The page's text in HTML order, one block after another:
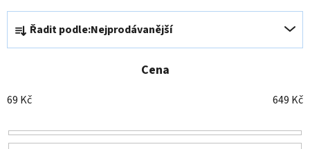
Ř
z
n
í
p
Řadit podle:Nejprodávanější
Cena
69 Kč 649 Kč